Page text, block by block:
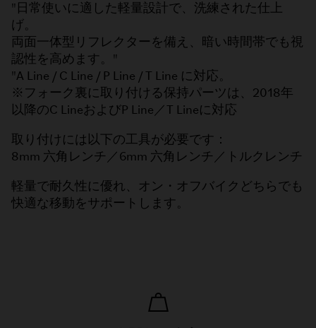
"日常使いに適した軽量設計で、洗練された仕上
げ。
両面一体型リフレクターを備え、暗い時間帯でも視
認性を高めます。"
"A Line / C Line / P Line / T Line に対応。
※フォーク裏に取り付ける保持パーツは、2018年
以降のC LineおよびP Line／T Lineに対応
取り付けには以下の工具が必要です：
8mm 六角レンチ／6mm 六角レンチ／トルクレンチ
軽量で耐久性に優れ、オン・オフバイクどちらでも
快適な移動をサポートします。